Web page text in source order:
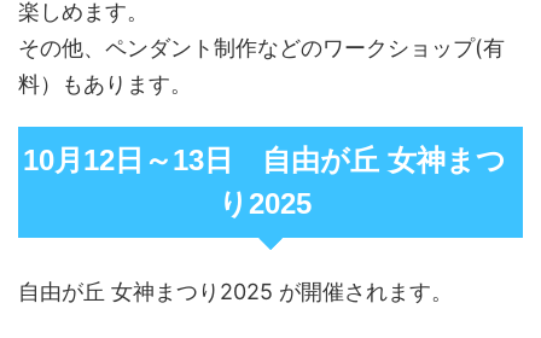
楽しめます。
その他、ペンダント制作などのワークショップ(有
料）もあります。
10月12日～13日 自由が丘 女神まつ
り2025
自由が丘 女神まつり2025 が開催されます。